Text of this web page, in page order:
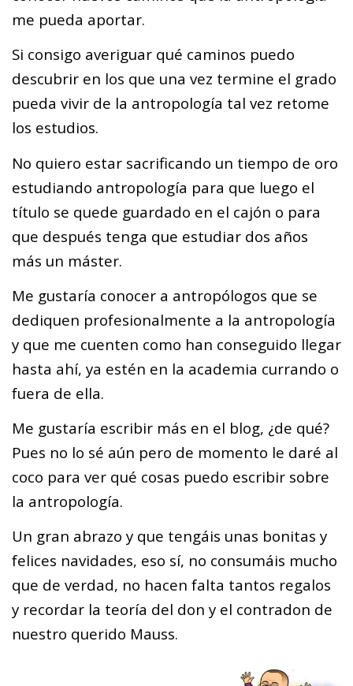
me pueda aportar.
Si consigo averiguar qué caminos puedo
descubrir en los que una vez termine el grado
pueda vivir de la antropología tal vez retome
los estudios.
No quiero estar sacrificando un tiempo de oro
estudiando antropología para que luego el
título se quede guardado en el cajón o para
que después tenga que estudiar dos años
más un máster.
Me gustaría conocer a antropólogos que se
dediquen profesionalmente a la antropología
y que me cuenten como han conseguido llegar
hasta ahí, ya estén en la academia currando o
fuera de ella.
Me gustaría escribir más en el blog, ¿de qué?
Pues no lo sé aún pero de momento le daré al
coco para ver qué cosas puedo escribir sobre
la antropología.
Un gran abrazo y que tengáis unas bonitas y
felices navidades, eso sí, no consumáis mucho
que de verdad, no hacen falta tantos regalos
y recordar la teoría del don y el contradon de
nuestro querido Mauss.